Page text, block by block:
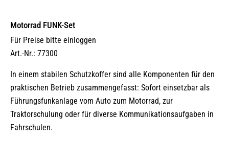
Motorrad FUNK-Set
Für Preise bitte einloggen
Art.-Nr.: 77300
In einem stabilen Schutzkoffer sind alle Komponenten für den
praktischen Betrieb zusammengefasst: Sofort einsetzbar als
Führungsfunkanlage vom Auto zum Motorrad, zur
Traktorschulung oder für diverse Kommunikationsaufgaben in
Fahrschulen.